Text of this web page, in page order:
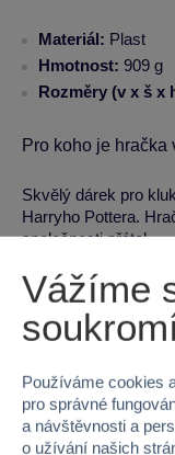
Materiál: Plast
Hmotnost: 909 g
Rozměry (v x š x
Pro koho je hračka
Skvělý dárek pro
Harryho Pottera.
společnosti přátel.
Vstupte do
mnohá
U našich hraček
Kategorie
Vážíme
Používáme cookies
pro správné
a návštěvnosti a
o užívání našich